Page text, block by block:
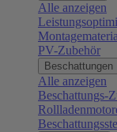
Alle anzeigen
PV-Zubehör
Beschattungen
Alle anzeigen
Beschattungs-